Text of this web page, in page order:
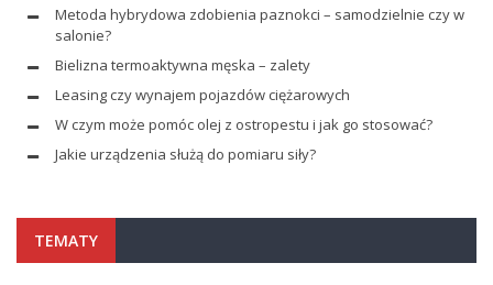
Metoda hybrydowa zdobienia paznokci – samodzielnie czy w
salonie?
Bielizna termoaktywna męska – zalety
Leasing czy wynajem pojazdów ciężarowych
W czym może pomóc olej z ostropestu i jak go stosować?
Jakie urządzenia służą do pomiaru siły?
TEMATY